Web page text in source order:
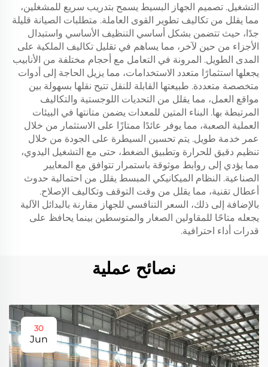
التشغيل. تصميم الجهاز البسيط يسمح بتدريب سريع للمشغلين،
مما يقلل من تكاليف تطوير القوى العاملة. متطلبات الصيانة قليلة
جدًا، حيث تتضمن بشكل أساسي التنظيف الأساسي واستبدال
الأجزاء من حين لآخر، مما يساهم في تقليل تكاليف الملكية على
المدى الطويل. المرونة في التعامل مع أحجام مختلفة من الأنابيب
يجعلها استثمارًا متعدد الاستخدامات، مما يزيل الحاجة إلى أدوات
متخصصة متعددة. طبيعتها القابلة للنقل تتيح نقلها بسهولة بين
مواقع العمل، مما يقلل من التحديات اللوجستية والتكاليف
المرتبطة بها. البناء المتين للمعدات يضمن متانتها في البيئات
العملية الصعبة، مما يوفر عائدًا ممتازًا على الاستثمار من خلال
عمر خدمة طويل. يتم تحسين السيطرة على الجودة من خلال
تنظيم دقيق للحرارة وتطبيق الضغط، حتى مع التشغيل اليدوي،
مما يؤدي إلى روابط موثوقة باستمرار تتوافق مع المعايير
الصناعية. النظام الميكانيكي المبسط يقلل من احتمالية حدوث
أعطال تقنية، مما يقلل من وقت التوقف وتكاليف الإصلاح.
بالإضافة إلى ذلك، السعر التنافسي للجهاز مقارنة بالبدائل الآلية
يجعله متاحًا للمقاولين الصغار والمتوسطين بينما يحافظ على
قدرات أداء احترافية.
نصائح عملية
30
Jun